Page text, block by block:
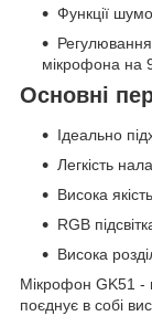
Функції
Регулювання
мікрофона на
Основні
Ідеально
Легкість
Висока
RGB
Висока
Мікрофон GK51 -
поєднує в собі